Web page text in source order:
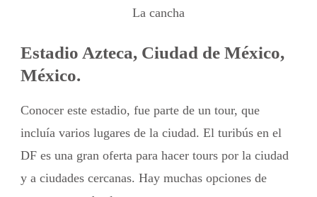
La cancha
Estadio Azteca, Ciudad de México,
México.
Conocer este estadio, fue parte de un tour, que
incluía varios lugares de la ciudad. El turibús en el
DF es una gran oferta para hacer tours por la ciudad
y a ciudades cercanas. Hay muchas opciones de